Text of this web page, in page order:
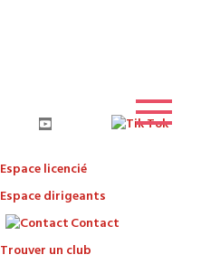
Espace licencié
Espace dirigeants
Contact
Trouver un club